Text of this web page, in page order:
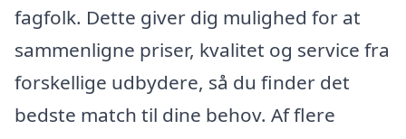
fagfolk. Dette giver dig mulighed for at
sammenligne priser, kvalitet og service fra
forskellige udbydere, så du finder det
bedste match til dine behov. Af flere